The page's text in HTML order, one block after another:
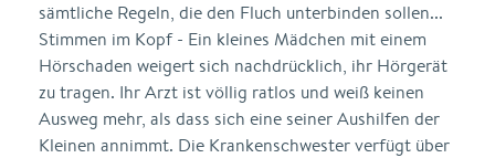
sämtliche Regeln, die den Fluch unterbinden sollen...
Stimmen im Kopf - Ein kleines Mädchen mit einem
Hörschaden weigert sich nachdrücklich, ihr Hörgerät
zu tragen. Ihr Arzt ist völlig ratlos und weiß keinen
Ausweg mehr, als dass sich eine seiner Aushilfen der
Kleinen annimmt. Die Krankenschwester verfügt über